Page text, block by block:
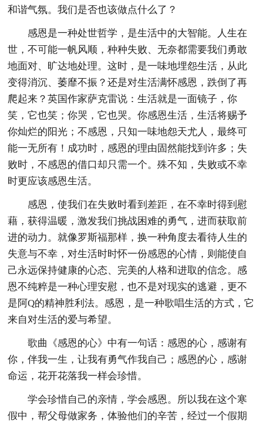
和谐气氛。我们是否也该做点什么了？
感恩是一种处世哲学，是生活中的大智能。人生在
世，不可能一帆风顺，种种失败、无奈都需要我们勇敢
地面对、旷达地处理。这时，是一味地埋怨生活，从此
变得消沉、萎靡不振？还是对生活满怀感恩，跌倒了再
爬起来？英国作家萨克雷说：生活就是一面镜子，你
笑，它也笑；你哭，它也哭。你感恩生活，生活将赐予
你灿烂的阳光；不感恩，只知一味地怨天尤人，最终可
能一无所有！成功时，感恩的理由固然能找到许多；失
败时，不感恩的借口却只需一个。殊不知，失败或不幸
时更应该感恩生活。
感恩，使我们在失败时看到差距，在不幸时得到慰
藉，获得温暖，激发我们挑战困难的勇气，进而获取前
进的动力。就像罗斯福那样，换一种角度去看待人生的
失意与不幸，对生活时时怀一份感恩的心情，则能使自
己永远保持健康的心态、完美的人格和进取的信念。感
恩不纯粹是一种心理安慰，也不是对现实的逃避，更不
是阿Q的精神胜利法。感恩，是一种歌唱生活的方式，它
来自对生活的爱与希望。
歌曲《感恩的心》中有一句话：感恩的心，感谢有
你，伴我一生，让我有勇气作我自己；感恩的心，感谢
命运，花开花落我一样会珍惜。
学会珍惜自己的亲情，学会感恩。所以我在这个寒
假中，帮父母做家务，体验他们的辛苦，经过一个假期